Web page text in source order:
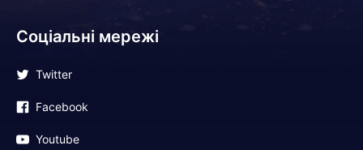
Соціальні мережі
Twitter
Facebook
Youtube